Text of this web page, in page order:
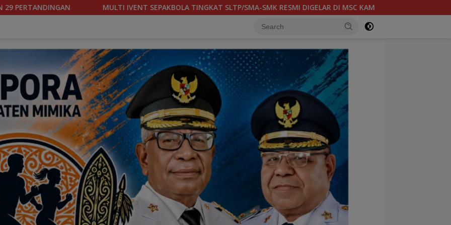
TINGKAT SLTP/SMA-SMK RESMI DIGELAR DI MSC KAMIS (6/8) BESOK, KADISPORA : WADAH BAGI GENERASI MUDA UNTUK